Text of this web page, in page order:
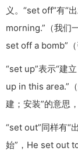
义。“set off”有“
morning.”（我们
set off a bomb”（
“set up”表示“建
up in this area.”
建；安装”的意思
“set out”同样有“
始”，He set out